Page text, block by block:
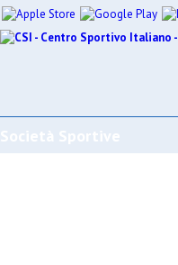
Società Sportive